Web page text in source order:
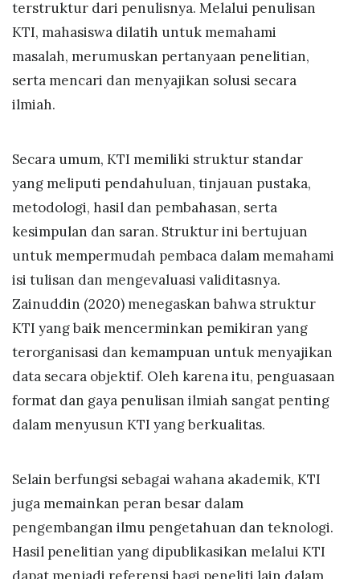
terstruktur dari penulisnya. Melalui penulisan
KTI, mahasiswa dilatih untuk memahami
masalah, merumuskan pertanyaan penelitian,
serta mencari dan menyajikan solusi secara
ilmiah.
Secara umum, KTI memiliki struktur standar
yang meliputi pendahuluan, tinjauan pustaka,
metodologi, hasil dan pembahasan, serta
kesimpulan dan saran. Struktur ini bertujuan
untuk mempermudah pembaca dalam memahami
isi tulisan dan mengevaluasi validitasnya.
Zainuddin (2020) menegaskan bahwa struktur
KTI yang baik mencerminkan pemikiran yang
terorganisasi dan kemampuan untuk menyajikan
data secara objektif. Oleh karena itu, penguasaan
format dan gaya penulisan ilmiah sangat penting
dalam menyusun KTI yang berkualitas.
Selain berfungsi sebagai wahana akademik, KTI
juga memainkan peran besar dalam
pengembangan ilmu pengetahuan dan teknologi.
Hasil penelitian yang dipublikasikan melalui KTI